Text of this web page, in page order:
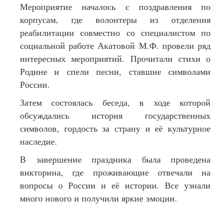
Мероприятие началось с поздравления по
корпусам, где волонтеры из отделения
реабилитации совместно со специалистом по
социальной работе Акатовой М.Ф. провели ряд
интересных мероприятий. Прочитали стихи о
Родине и спели песни, ставшие символами
России.
Затем состоялась беседа, в ходе которой
обсуждались история государственных
символов, гордость за страну и её культурное
наследие.
В завершение праздника была проведена
викторина, где проживающие отвечали на
вопросы о России и её истории. Все узнали
много нового и получили яркие эмоции.